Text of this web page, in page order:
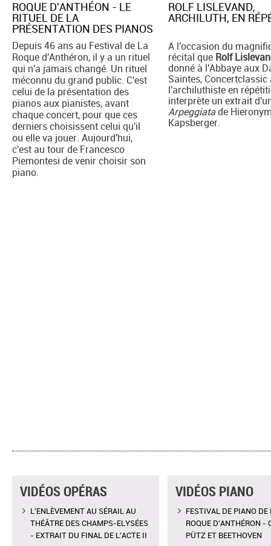
ROQUE D'ANTHÉON - LE
RITUEL DE LA
PRÉSENTATION DES PIANOS
Depuis 46 ans au Festival de La
Roque d'Anthéron, il y a un rituel
qui n'a jamais changé. Un rituel
méconnu du grand public. C'est
celui de la présentation des
pianos aux pianistes, avant
chaque concert, pour que ces
derniers choisissent celui qu'il
ou elle va jouer. Aujourd'hui,
c'est au tour de Francesco
Piemontesi de venir choisir son
piano.
ROLF LISLEVAND,
ARCHILUTH, EN
A l'occasion du
récital que Rolf
donné à l'Abbaye aux
Saintes,
l'archiluthiste en
interprète un extrait
Arpeggiatade
Kapsberger.
VIDÉOS OPÉRAS
L'ENLÈVEMENT AU SÉRAIL AU
THÉÂTRE DES CHAMPS-ELYSÉES
- EXTRAIT DU FINAL DE L'ACTE II
VIDÉOS PIANO
FESTIVAL DE PIANO DE
ROQUE D'ANTHÉRON -
PÜTZ ET BEETHOVEN